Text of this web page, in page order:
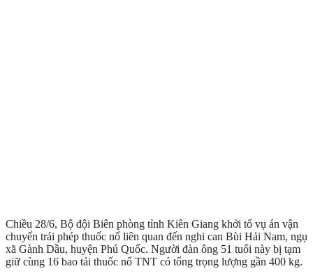
Chiều 28/6, Bộ đội Biên phòng tỉnh Kiên Giang khởi tố vụ án vận
chuyển trái phép thuốc nổ liên quan đến nghi can Bùi Hải Nam, ngụ
xã Gành Dầu, huyện Phú Quốc. Người đàn ông 51 tuổi này bị tạm
giữ cùng 16 bao tải thuốc nổ TNT có tổng trọng lượng gần 400 kg.